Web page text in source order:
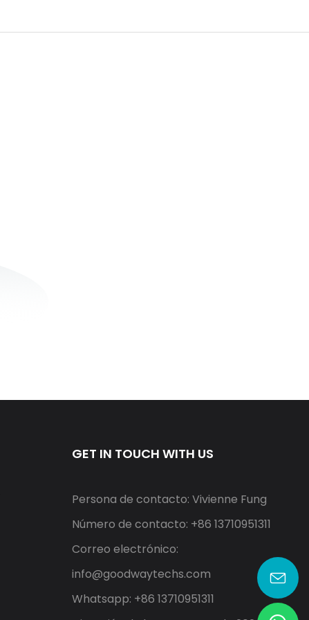
GET IN TOUCH WITH US
Persona de contacto: Vivienne Fung
Número de contacto: +86 13710951311
Correo electrónico:
info@goodwaytechs.com
Whatsapp: +86 13710951311